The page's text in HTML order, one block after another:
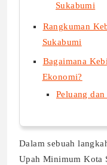
Sukabumi
Rangkuman
Sukabumi
Bagaimana
Ekonomi?
Peluang
Dalam sebuah
Upah Minimum Kota